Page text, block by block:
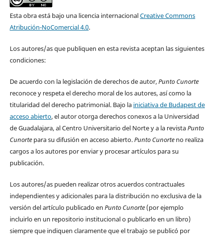
Esta obra está bajo una licencia internacionalCreative Commons
Atribución-NoComercial 4.0.
Los autores/as que publiquen en esta revista aceptan las siguientes
condiciones:
De acuerdo con la legislación de derechos de autor,Punto Cunorte
reconoce y respeta el derecho moral de los autores, así como la
titularidad del derecho patrimonial. Bajo la iniciativa de Budapest de
acceso abierto, el autor otorga derechos conexos a la Universidad
de Guadalajara, al Centro Universitario del Norte y a la revistaPunto
Cunortepara su difusión en acceso abierto.Punto Cunorteno realiza
cargos a los autores por enviar y procesar artículos para su
publicación.
Los autores/as pueden realizar otros acuerdos contractuales
independientes y adicionales para la distribución no exclusiva de la
versión del artículo publicado en Punto Cunorte(por ejemplo
incluirlo en un repositorio institucional o publicarlo en un libro)
siempre que indiquen claramente que el trabajo se publicó por